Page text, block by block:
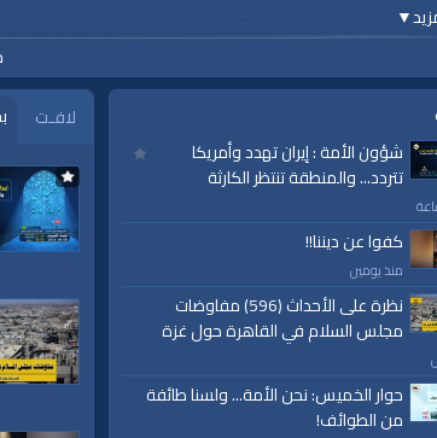
▼ من درر م. إسماعيل الوحواح
الاشتراك في القناة وتفعيل زر الجرس ليصلكم الجديد دائمًا،
المزيد من إنتاجات قناة الواقية
https://www.youtube.com/user/
القناة الرسمية على تليجرام:
https://t.me/
لقناة الواقية على الفيسبوك
https://www.facebook.com/
الرسمية على تويتر
https://twitter.com/
انحياز إلى مبدأ الأمة
شؤون الأمة : إيران تهدد وأمريكا
تتردد... والمنطقة تنتظر الكارثة
كفوا عن ديننا!!
منذ يومين
نظرة على الأحداث (596) مفاوضات
مجلس السلام في القاهرة حول غزة
حوار الخميس: نحن الأمة... ولسنا طائفة
من الطوائف!
لافـت